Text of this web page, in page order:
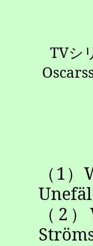
TVシ
（1）
（ 2 ）